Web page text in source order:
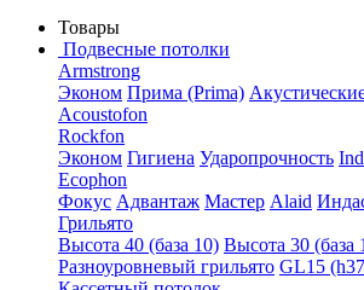
Товары
Подвесные потолки
Armstrong
Эконом Прима (Prima)
Acoustofon
Rockfon
Эконом Гигиена Ударопрочность
Ecophon
Фокус Адвантаж Мастер Alaid
Грильято
Высота 40 (база 10) Высота 30 (база
Разноуровневый грильято GL15